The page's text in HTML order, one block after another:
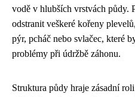
vodě v hlubších vrstvách půdy.
odstranit veškeré kořeny
pýr, pcháč nebo svlačec, které
problémy při údržbě záhonu.
Struktura půdy hraje zásadní